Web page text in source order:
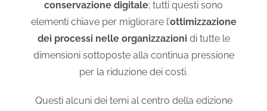
conservazione digitale; tutti questi sono
elementi chiave per migliorare l’ottimizzazione
dei processi nelle organizzazioni di tutte le
dimensioni sottoposte alla continua pressione
per la riduzione dei costi.
Questi alcuni dei temi al centro della edizione